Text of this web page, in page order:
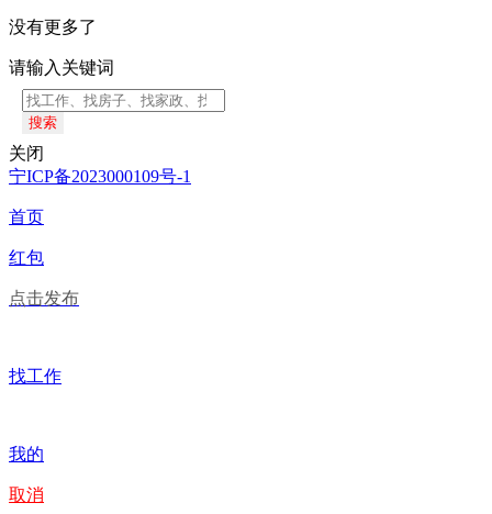
没有更多了
请输入关键词
搜索
关闭
宁ICP备2023000109号-1
首页
红包
点击发布
找工作
我的
取消